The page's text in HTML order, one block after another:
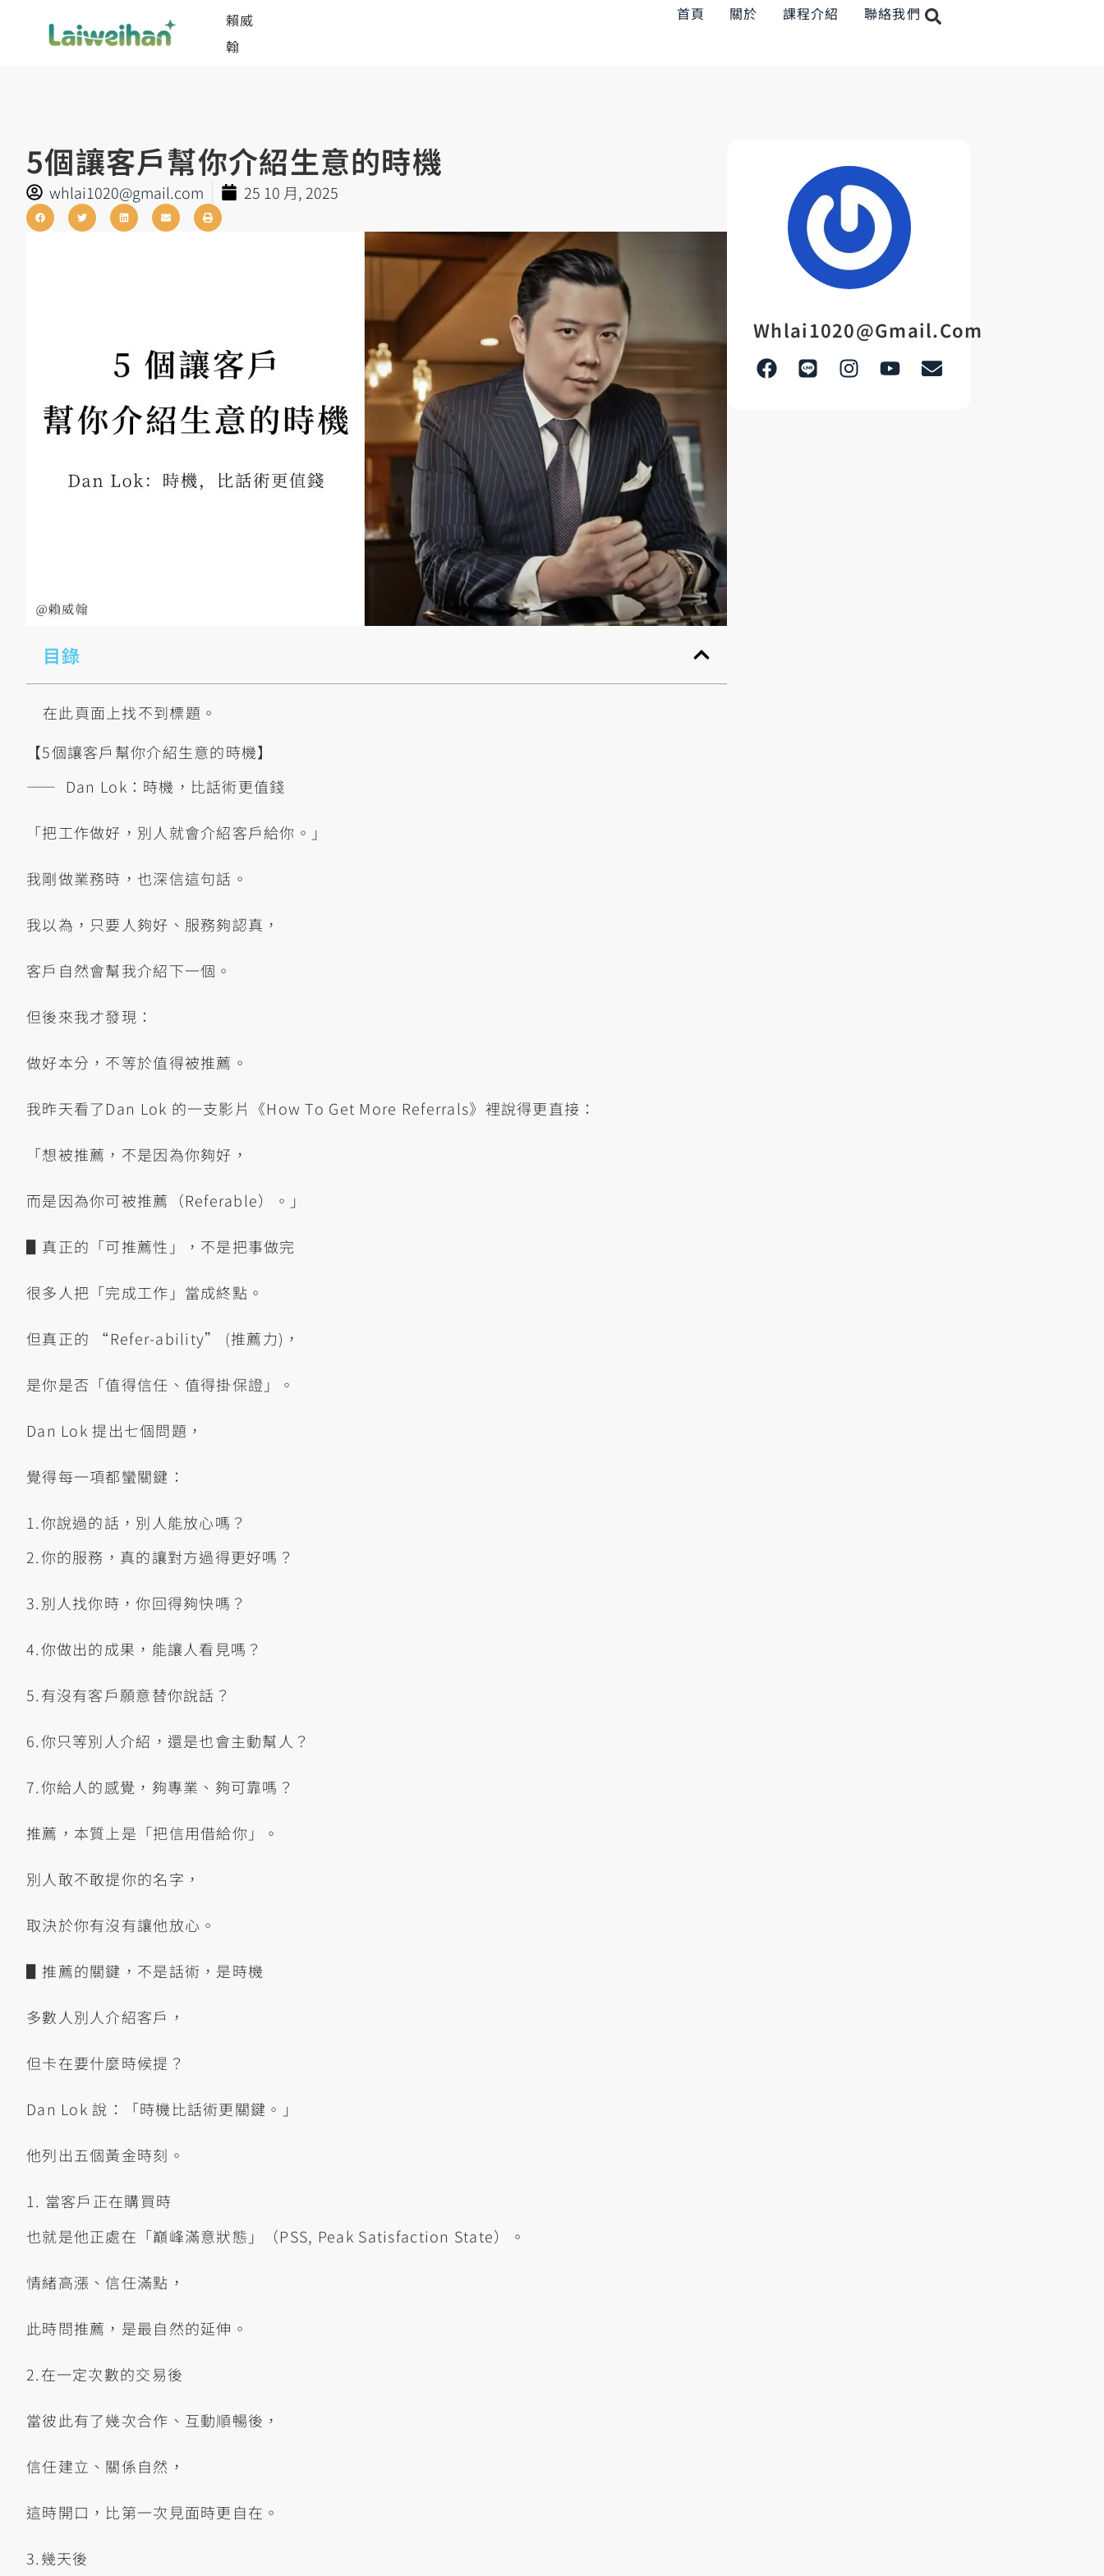
賴威
翰
首頁 關於 課程介紹 聯絡我們
5個讓客戶幫你介紹生意的時機
whlai1020@gmail.com 25 10 月, 2025
目錄
在此頁面上找不到標題。
【5個讓客戶幫你介紹生意的時機】
—— ​ Dan Lok：時機，比話術更值錢
「把工作做好，別人就會介紹客戶給你。」
我剛做業務時，也深信這句話。
我以為，只要人夠好、服務夠認真，
客戶自然會幫我介紹下一個。
但後來我才發現：
做好本分，不等於值得被推薦。
我昨天看了Dan Lok 的一支影片《How To Get More Referrals》裡說得更直接：
「想被推薦，不是因為你夠好，
而是因為你可被推薦（Referable）。」
▋真正的「可推薦性」，不是把事做完
很多人把「完成工作」當成終點。
但真正的 “Refer-ability” (推薦力)，
是你是否「值得信任、值得掛保證」。
Dan Lok 提出七個問題，
覺得每一項都蠻關鍵：
1.你說過的話，別人能放心嗎？
2.你的服務，真的讓對方過得更好嗎？
3.別人找你時，你回得夠快嗎？
4.你做出的成果，能讓人看見嗎？
5.有沒有客戶願意替你說話？
6.你只等別人介紹，還是也會主動幫人？
7.你給人的感覺，夠專業、夠可靠嗎？
推薦，本質上是「把信用借給你」。
別人敢不敢提你的名字，
取決於你有沒有讓他放心。
▋推薦的關鍵，不是話術，是時機
多數人別人介紹客戶，
但卡在要什麼時候提？
Dan Lok 說：「時機比話術更關鍵。」
他列出五個黃金時刻。
1. 當客戶正在購買時
也就是他正處在「巔峰滿意狀態」（PSS, Peak Satisfaction State）。
情緒高漲、信任滿點，
此時問推薦，是最自然的延伸。
2.在一定次數的交易後
當彼此有了幾次合作、互動順暢後，
信任建立、關係自然，
這時開口，比第一次見面時更自在。
3.幾天後
Whlai1020@gmail.com